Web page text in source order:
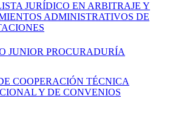
JURÍDICO EN ARBITRAJE Y
ADMINISTRATIVOS DE
JUNIOR PROCURADURÍA
COOPERACIÓN TÉCNICA
Y DE CONVENIOS